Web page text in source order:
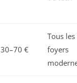
30–70 €
Tous les
foyers